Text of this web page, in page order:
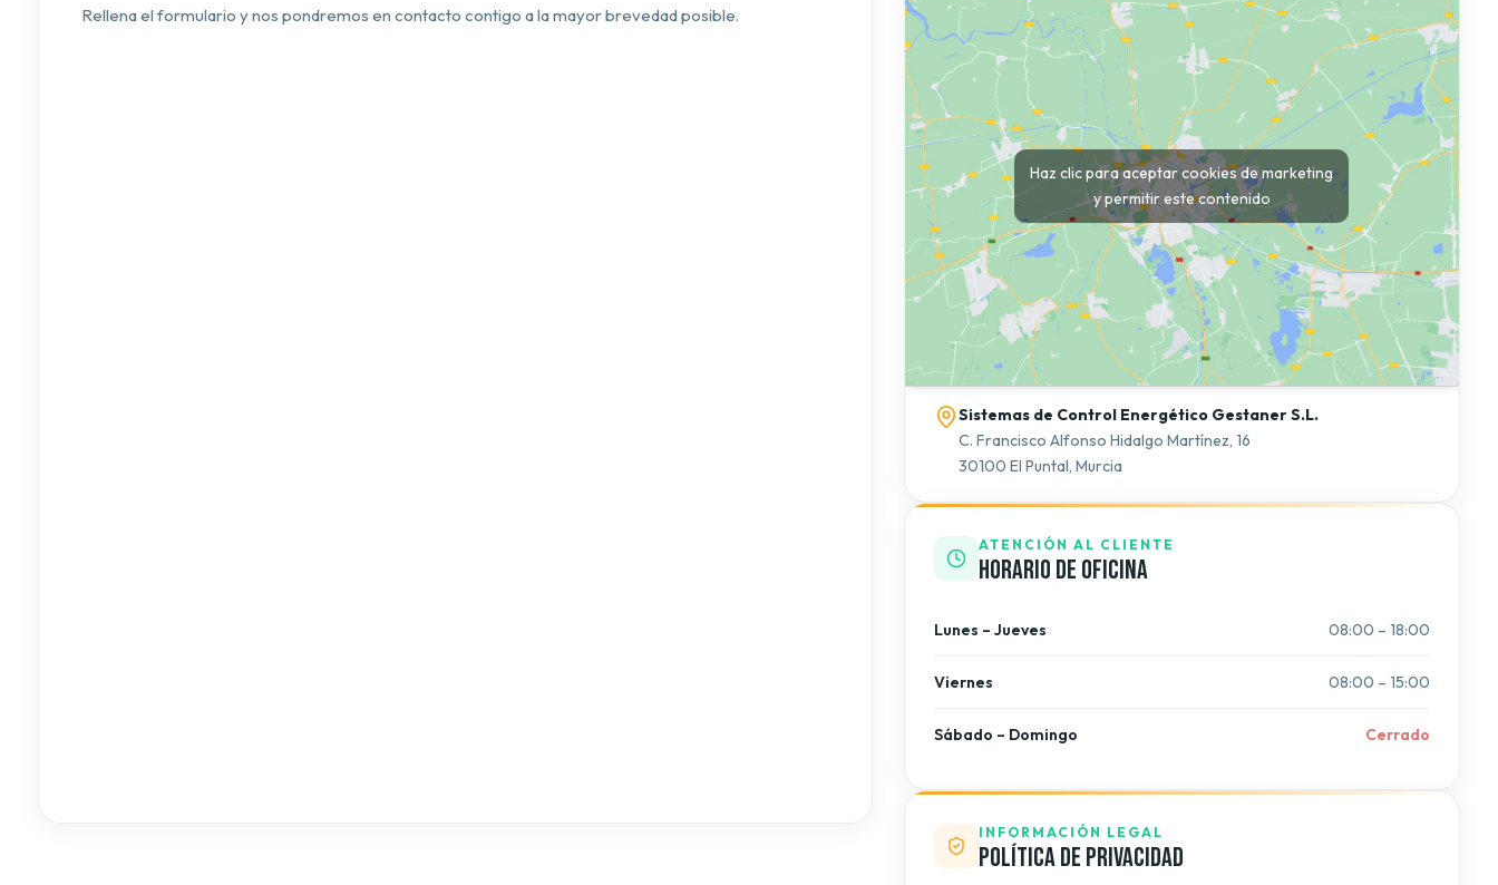
Rellena el formulario y nos pondremos en contacto contigo a la mayor brevedad posible.
Haz clic para aceptar cookies de marketing
y permitir este contenido
Sistemas de Control Energético Gestaner S.L.
C. Francisco Alfonso Hidalgo Martínez, 16
30100 El Puntal, Murcia
ATENCIÓN AL CLIENTE
Horario de oficina
Lunes – Jueves 08:00 – 18:00
Viernes 08:00 – 15:00
Sábado – Domingo Cerrado
INFORMACIÓN LEGAL
Política de Privacidad